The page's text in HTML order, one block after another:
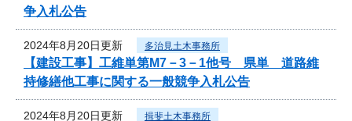
争入札公告
2024年8月20日更新 多治見土木事務所
【建設工事】工維単第M7－3－1他号 県単 道路維
持修繕他工事に関する一般競争入札公告
2024年8月20日更新 揖斐土木事務所